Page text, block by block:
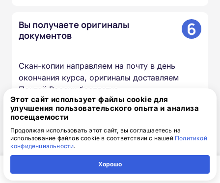
Вы получаете оригиналы
документов
6
Скан-копии направляем на почту в день
окончания курса, оригиналы доставляем
Почтой России бесплатно.
Доступная интерактивная
платформа дистанционного
Этот сайт использует файлы cookie для
улучшения пользовательского опыта и анализа
посещаемости
Продолжая использовать этот сайт, вы соглашаетесь на
использование файлов cookie в соответствии с нашей Политикой
конфиденциальности.
Хорошо